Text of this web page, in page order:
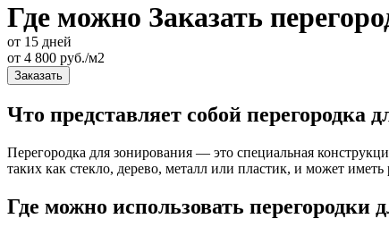
Где можно Заказать
от 15 дней
от 4 800 руб./м2
Заказать
Что представляет собой перегородка
Перегородка для зонирования — это специальная
таких как стекло, дерево, металл или пластик, и может
Где можно использовать перегородки